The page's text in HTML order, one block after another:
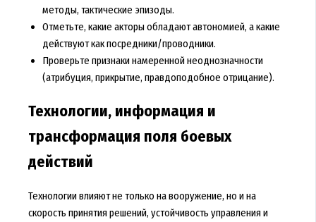
методы, тактические эпизоды.
Отметьте, какие акторы обладают автономией, а какие
действуют как посредники/проводники.
Проверьте признаки намеренной неоднозначности
(атрибуция, прикрытие, правдоподобное отрицание).
Технологии, информация и
трансформация поля боевых
действий
Технологии влияют не только на вооружение, но и на
скорость принятия решений, устойчивость управления и